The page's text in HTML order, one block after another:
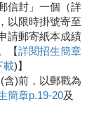
信封」一個（詳
以限時掛號寄至
請郵寄紙本成績
【詳閱招生簡章
載)】
含)前，以郵戳為
簡章p.19-20及